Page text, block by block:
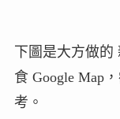
下圖是大方做的
食 Google Map
考。